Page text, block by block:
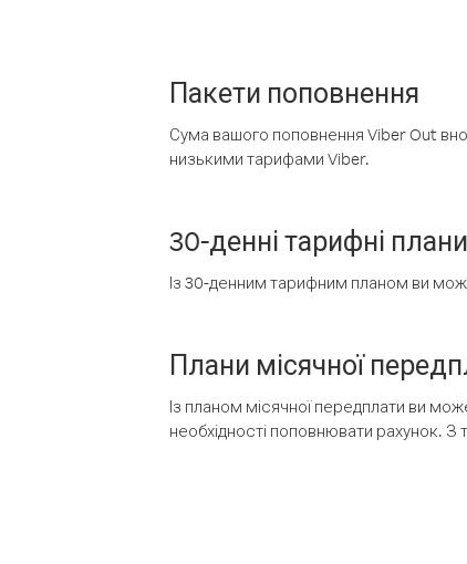
Пакети поповнення
Сума вашого поповнення Viber Out
низькими тарифами Viber.
30-денні тарифні плани
Із 30-денним тарифним планом ви
Плани місячної
Із планом місячної передплати ви
необхідності поповнювати рахунок.